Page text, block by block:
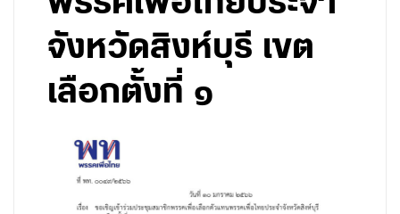
จังหวัดสิงห์บุรี เขต
เลือกตั้งที่ ๑